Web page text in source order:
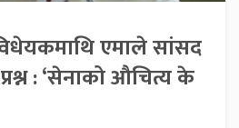
एमाले सांसद
: ‘सेनाको औचित्य के